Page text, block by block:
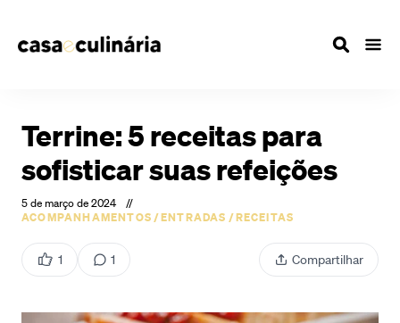
Terrine: 5 receitas para
sofisticar suas refeições
5 de março de 2024
//
ACOMPANHAMENTOS/ENTRADAS /RECEITAS
1 1 Compartilhar